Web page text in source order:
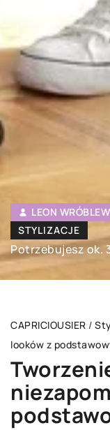
LEON
STYLIZACJE
Potrzebujesz ok.
CAPRICIOUSIER /
looków z